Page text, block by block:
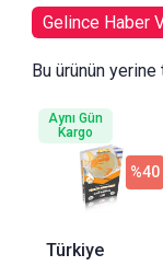
Gelince Haber
Bu ürünün
Türkiye
%40
Aynı Gün
Kargo